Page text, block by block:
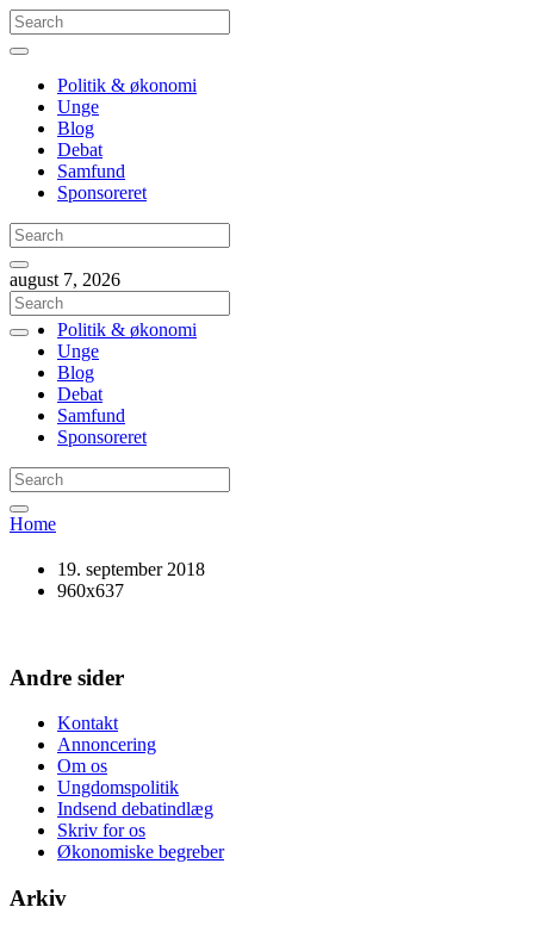
Politik & økonomi
Unge
Blog
Debat
Samfund
Sponsoreret
august 7, 2026
Politik & økonomi
Unge
Blog
Debat
Samfund
Sponsoreret
Home
19. september 2018
960x637
Andre sider
Kontakt
Annoncering
Om os
Ungdomspolitik
Indsend debatindlæg
Skriv for os
Økonomiske begreber
Arkiv